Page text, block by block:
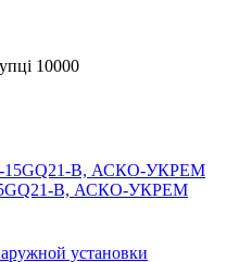
10000
B, АСКО-УКРЕМ